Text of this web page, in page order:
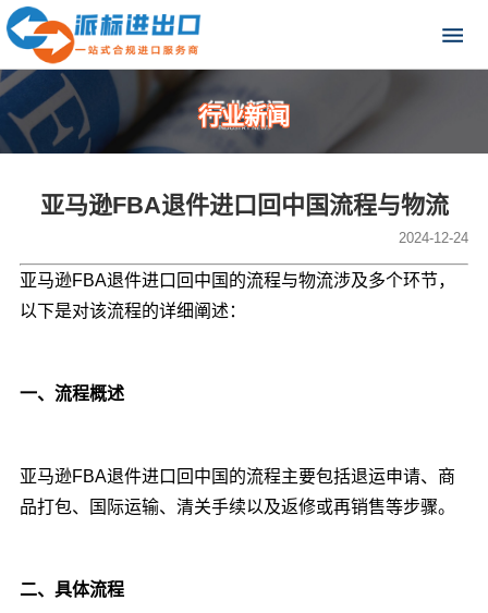
行业新闻
亚马逊FBA退件进口回中国流程与物流
2024-12-24
亚马逊FBA退件进口回中国的流程与物流涉及多个环节，
以下是对该流程的详细阐述：
一、流程概述
亚马逊FBA退件进口回中国的流程主要包括退运申请、商
品打包、国际运输、清关手续以及返修或再销售等步骤。
二、具体流程